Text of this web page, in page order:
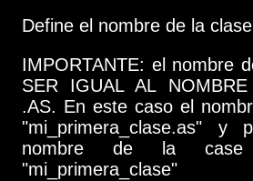
Define el nombre de la
IMPORTANTE: el nombre
SER IGUAL AL
.AS. En este caso el
"mi_primera_clase.as"
nombre de la case
"mi_primera_clase"